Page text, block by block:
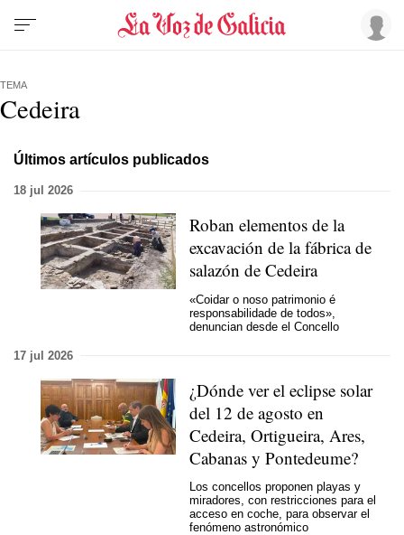
TEMA
Cedeira
Últimos artículos publicados
18 jul 2026
Roban elementos de la
excavación de la fábrica de
salazón de Cedeira
«Coidar o noso patrimonio é
responsabilidade de todos»,
denuncian desde el Concello
17 jul 2026
¿Dónde ver el eclipse solar
del 12 de agosto en
Cedeira, Ortigueira, Ares,
Cabanas y Pontedeume?
Los concellos proponen playas y
miradores, con restricciones para el
acceso en coche, para observar el
fenómeno astronómico